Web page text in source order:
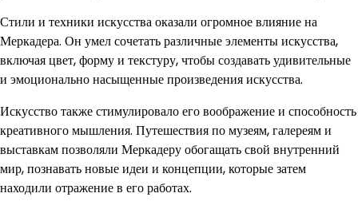
Стили и техники искусства оказали огромное влияние на
Меркадера. Он умел сочетать различные элементы искусства,
включая цвет, форму и текстуру, чтобы создавать удивительные
и эмоционально насыщенные произведения искусства.
Искусство также стимулировало его воображение и способность
креативного мышления. Путешествия по музеям, галереям и
выставкам позволяли Меркадеру обогащать свой внутренний
мир, познавать новые идеи и концепции, которые затем
находили отражение в его работах.